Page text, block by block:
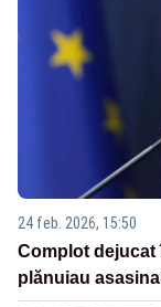
24 feb. 2026, 15:50
Complot dejucat
plănuiau